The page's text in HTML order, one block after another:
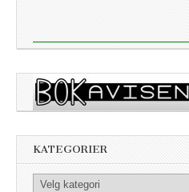
KATEGORIER
Kategorier